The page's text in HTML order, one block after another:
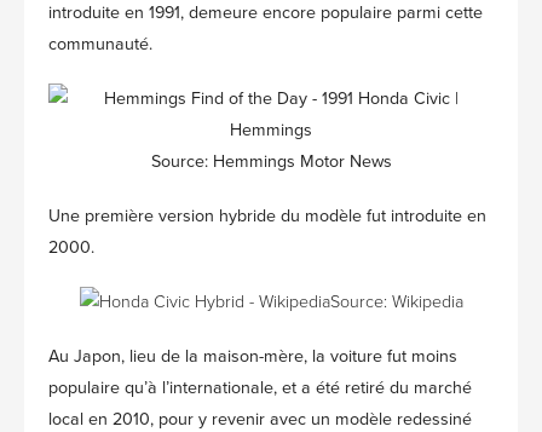
introduite en 1991, demeure encore populaire parmi cette
communauté.
Source: Hemmings Motor News
Une première version hybride du modèle fut introduite en
2000.
Source: Wikipedia
Au Japon, lieu de la maison-mère, la voiture fut moins
populaire qu’à l’internationale, et a été retiré du marché
local en 2010, pour y revenir avec un modèle redessiné